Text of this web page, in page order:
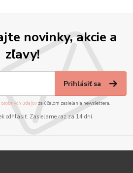
novinky, akcie a
zľavy!
Prihlásiť sa
údajov za účelom zasielania newslettera.
odhlásiť. Zasielame raz za 14 dní.